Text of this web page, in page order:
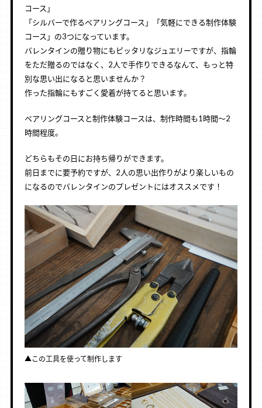
コース」
「シルバーで作るペアリングコース」「気軽にできる制作体験
コース」の3つになっています。
バレンタインの贈り物にもピッタリなジュエリーですが、指輪
をただ贈るのではなく、2人で手作りできるなんて、もっと特
別な思い出になると思いませんか？
作った指輪にもすごく愛着が持てると思います。
ペアリングコースと制作体験コースは、制作時間も1時間〜2
時間程度。
どちらもその日にお持ち帰りができます。
前日までに要予約ですが、2人の思い出作りがより楽しいもの
になるのでバレンタインのプレゼントにはオススメです！
▲この工具を使って制作します